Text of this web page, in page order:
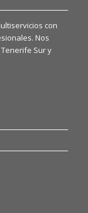
con
Nos
Sur y